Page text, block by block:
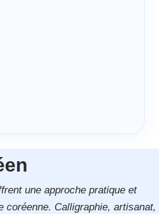
une approche pratique et
coréenne. Calligraphie, artisanat,